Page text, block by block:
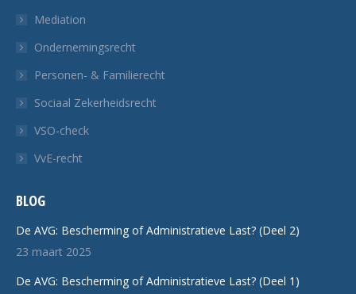
Mediation
Ondernemingsrecht
Personen- & Familierecht
Sociaal Zekerheidsrecht
VSO-check
VvE-recht
BLOG
De AVG: Bescherming of Administratieve Last? (Deel 2)
23 maart 2025
De AVG: Bescherming of Administratieve Last? (Deel 1)